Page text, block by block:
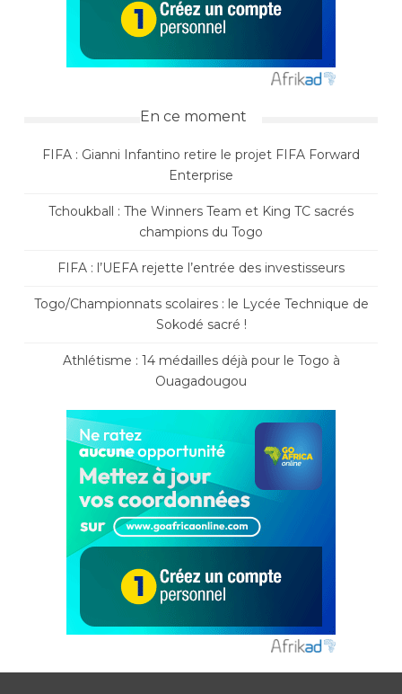
En ce moment
FIFA : Gianni Infantino retire le projet FIFA Forward
Enterprise
Tchoukball : The Winners Team et King TC sacrés
champions du Togo
FIFA : l’UEFA rejette l’entrée des investisseurs
Togo/Championnats scolaires : le Lycée Technique de
Sokodé sacré !
Athlétisme : 14 médailles déjà pour le Togo à
Ouagadougou